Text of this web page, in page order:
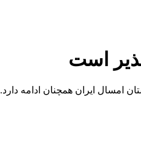
است
امسال ایران همچنان ادامه دارد.